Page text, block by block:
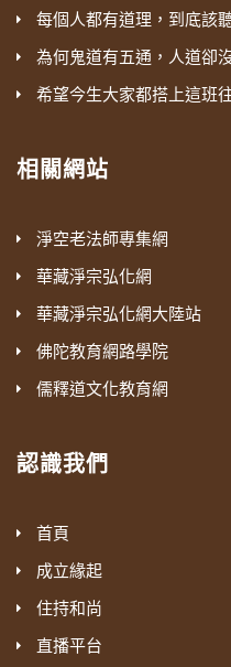
每個人都有道理，到底該
為何鬼道有五通，人道卻
希望今生大家都搭上這班
相關網站
淨空老法師專集網
華藏淨宗弘化網
華藏淨宗弘化網大陸站
佛陀教育網路學院
儒釋道文化教育網
認識我們
首頁
成立緣起
住持和尚
直播平台